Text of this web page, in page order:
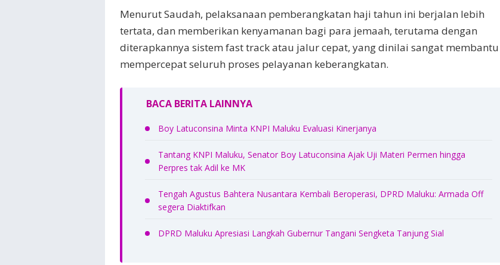
Menurut Saudah, pelaksanaan pemberangkatan haji tahun ini berjalan lebih
tertata, dan memberikan kenyamanan bagi para jemaah, terutama dengan
diterapkannya sistem fast track atau jalur cepat, yang dinilai sangat membantu
mempercepat seluruh proses pelayanan keberangkatan.
BACA BERITA LAINNYA
Boy Latuconsina Minta KNPI Maluku Evaluasi Kinerjanya
Tantang KNPI Maluku, Senator Boy Latuconsina Ajak Uji Materi Permen hingga
Perpres tak Adil ke MK
Tengah Agustus Bahtera Nusantara Kembali Beroperasi, DPRD Maluku: Armada Off
segera Diaktifkan
DPRD Maluku Apresiasi Langkah Gubernur Tangani Sengketa Tanjung Sial